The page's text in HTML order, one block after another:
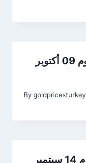
سعر الذهب في تركيا اليوم 09 أكتوبر
By goldpricesturkey
سعر الذهب في تركيا اليوم 14 سبتمبر